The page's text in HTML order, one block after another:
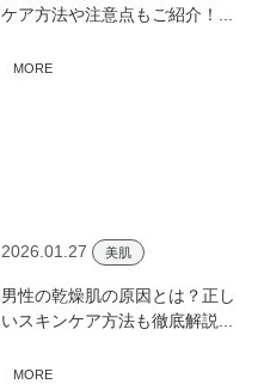
ケア方法や注意点もご紹介！...
MORE
2026.01.27 美肌
男性の乾燥肌の原因とは？正し
いスキンケア方法も徹底解説...
MORE